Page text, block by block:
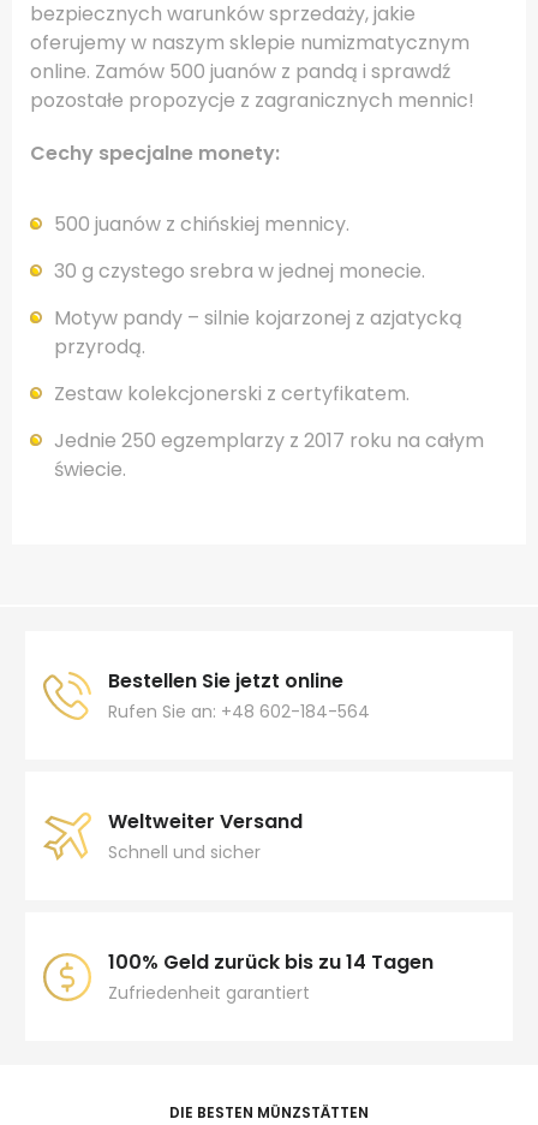
bezpiecznych warunków sprzedaży, jakie
oferujemy w naszym sklepie numizmatycznym
online. Zamów 500 juanów z pandą i sprawdź
pozostałe propozycje z zagranicznych mennic!
Cechy specjalne monety:
500 juanów z chińskiej mennicy.
30 g czystego srebra w jednej monecie.
Motyw pandy – silnie kojarzonej z azjatycką
przyrodą.
Zestaw kolekcjonerski z certyfikatem.
Jednie 250 egzemplarzy z 2017 roku na całym
świecie.
Bestellen Sie jetzt online
Rufen Sie an: +48 602-184-564
Weltweiter Versand
Schnell und sicher
100% Geld zurück bis zu 14 Tagen
Zufriedenheit garantiert
DIE BESTEN MÜNZSTÄTTEN